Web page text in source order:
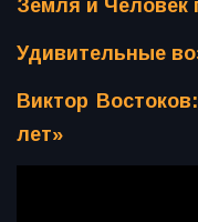
Земля и Человек
Удивительные
Виктор
лет»